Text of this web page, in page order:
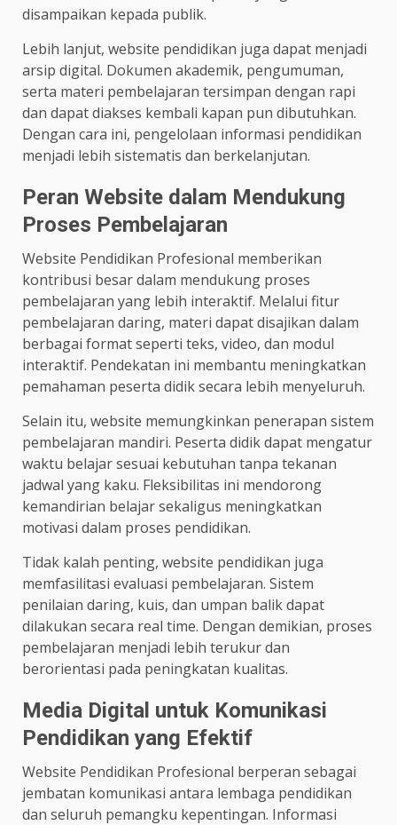
disampaikan kepada publik.
Lebih lanjut, website pendidikan juga dapat menjadi
arsip digital. Dokumen akademik, pengumuman,
serta materi pembelajaran tersimpan dengan rapi
dan dapat diakses kembali kapan pun dibutuhkan.
Dengan cara ini, pengelolaan informasi pendidikan
menjadi lebih sistematis dan berkelanjutan.
Peran Website dalam Mendukung
Proses Pembelajaran
Website Pendidikan Profesional memberikan
kontribusi besar dalam mendukung proses
pembelajaran yang lebih interaktif. Melalui fitur
pembelajaran daring, materi dapat disajikan dalam
berbagai format seperti teks, video, dan modul
interaktif. Pendekatan ini membantu meningkatkan
pemahaman peserta didik secara lebih menyeluruh.
Selain itu, website memungkinkan penerapan sistem
pembelajaran mandiri. Peserta didik dapat mengatur
waktu belajar sesuai kebutuhan tanpa tekanan
jadwal yang kaku. Fleksibilitas ini mendorong
kemandirian belajar sekaligus meningkatkan
motivasi dalam proses pendidikan.
Tidak kalah penting, website pendidikan juga
memfasilitasi evaluasi pembelajaran. Sistem
penilaian daring, kuis, dan umpan balik dapat
dilakukan secara real time. Dengan demikian, proses
pembelajaran menjadi lebih terukur dan
berorientasi pada peningkatan kualitas.
Media Digital untuk Komunikasi
Pendidikan yang Efektif
Website Pendidikan Profesional berperan sebagai
jembatan komunikasi antara lembaga pendidikan
dan seluruh pemangku kepentingan. Informasi